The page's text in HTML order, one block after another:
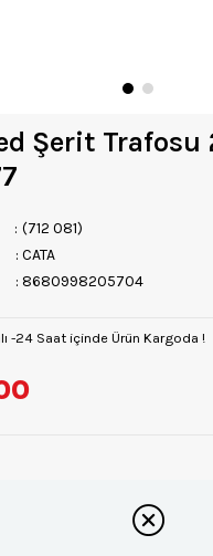
Şerit Trafosu
(712 081)
: CATA
: 8680998205704
-24 Saat içinde Ürün Kargoda !